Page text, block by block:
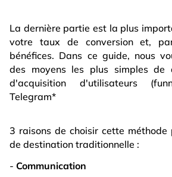
La dernière partie est la plus
votre taux de conversion et,
bénéfices. Dans ce guide, nous
des moyens les plus simples de
d'acquisition d'utilisateurs
Telegram*
3 raisons de choisir cette
de destination traditionnelle :
- Communication